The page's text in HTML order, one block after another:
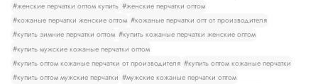
#женские перчатки оптом купить #женские перчатки оптом
#кожаные перчатки женские оптом #кожаные перчатки опт от производителя
#купить зимние перчатки оптом #купить кожаные перчатки женские оптом
#купить мужские кожаные перчатки оптом
#купить оптом кожаные перчатки от производителя #купить оптом кожаные перчатки
#купить оптом мужские перчатки #мужские кожаные перчатки оптом